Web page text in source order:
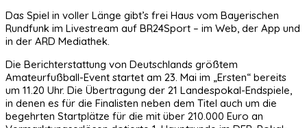
Das Spiel in voller Länge gibt’s frei Haus vom Bayerischen
Rundfunk im Livestream auf BR24Sport – im Web, der App und
in der ARD Mediathek.
Die Berichterstattung von Deutschlands größtem
Amateurfußball-Event startet am 23. Mai im „Ersten“ bereits
um 11.20 Uhr. Die Übertragung der 21 Landespokal-Endspiele,
in denen es für die Finalisten neben dem Titel auch um die
begehrten Startplätze für die mit über 210.000 Euro an